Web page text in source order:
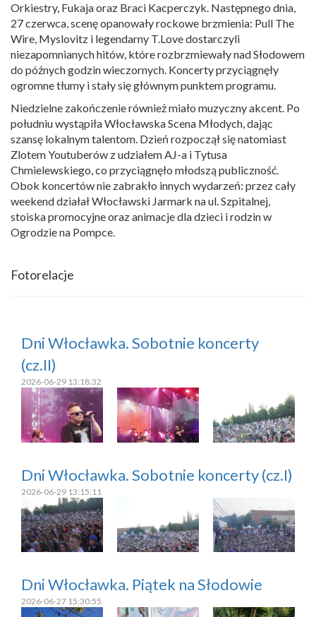
Orkiestry, Fukaja oraz Braci Kacperczyk. Następnego dnia,
27 czerwca, scenę opanowały rockowe brzmienia: Pull The
Wire, Myslovitz i legendarny T.Love dostarczyli
niezapomnianych hitów, które rozbrzmiewały nad Słodowem
do późnych godzin wieczornych. Koncerty przyciągnęły
ogromne tłumy i stały się głównym punktem programu.
Niedzielne zakończenie również miało muzyczny akcent. Po
południu wystąpiła Włocławska Scena Młodych, dając
szansę lokalnym talentom. Dzień rozpoczął się natomiast
Zlotem Youtuberów z udziałem AJ-a i Tytusa
Chmielewskiego, co przyciągnęło młodszą publiczność.
Obok koncertów nie zabrakło innych wydarzeń: przez cały
weekend działał Włocławski Jarmark na ul. Szpitalnej,
stoiska promocyjne oraz animacje dla dzieci i rodzin w
Ogrodzie na Pompce.
Fotorelacje
Dni Włocławka. Sobotnie koncerty
(cz.II)
2026-06-29 13:18:32
Dni Włocławka. Sobotnie koncerty (cz.I)
2026-06-29 13:15:11
Dni Włocławka. Piątek na Słodowie
2026-06-27 15:30:55